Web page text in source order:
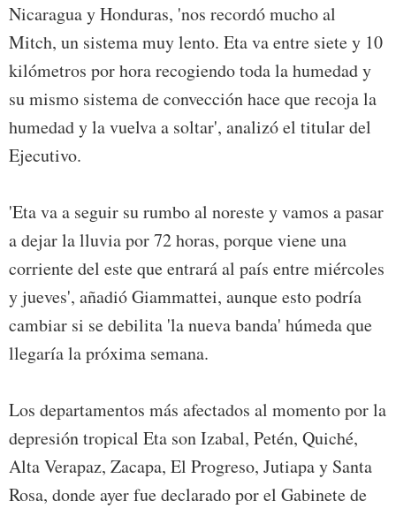
Nicaragua y Honduras, 'nos recordó mucho al
Mitch, un sistema muy lento. Eta va entre siete y 10
kilómetros por hora recogiendo toda la humedad y
su mismo sistema de convección hace que recoja la
humedad y la vuelva a soltar', analizó el titular del
Ejecutivo.
'Eta va a seguir su rumbo al noreste y vamos a pasar
a dejar la lluvia por 72 horas, porque viene una
corriente del este que entrará al país entre miércoles
y jueves', añadió Giammattei, aunque esto podría
cambiar si se debilita 'la nueva banda' húmeda que
llegaría la próxima semana.
Los departamentos más afectados al momento por la
depresión tropical Eta son Izabal, Petén, Quiché,
Alta Verapaz, Zacapa, El Progreso, Jutiapa y Santa
Rosa, donde ayer fue declarado por el Gabinete de